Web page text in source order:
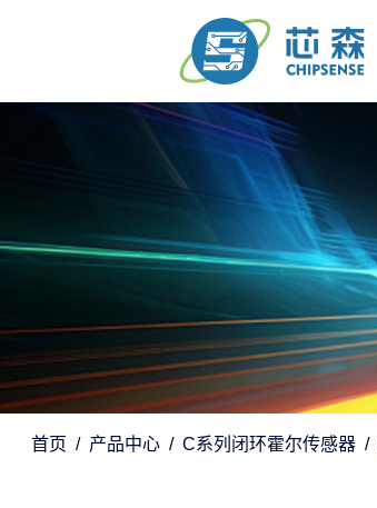
首页 产品中心 C系列闭环霍尔传感器